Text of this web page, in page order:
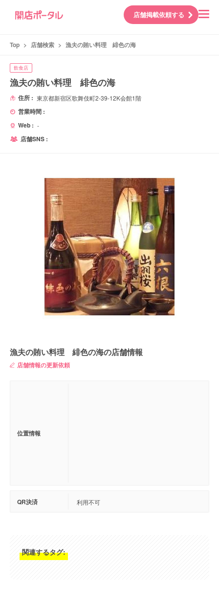
店舗掲載依頼する
Top > 店舗検索 > 漁夫の賄い料理 緋色の海
飲食店
漁夫の賄い料理 緋色の海
住所 : 東京都新宿区歌舞伎町2-39-12K会館1階
営業時間 :
Web : -
店舗SNS :
漁夫の賄い料理 緋色の海の店舗情報
店舗情報の更新依頼
位置情報
QR決済 利用不可
関連するタグ: